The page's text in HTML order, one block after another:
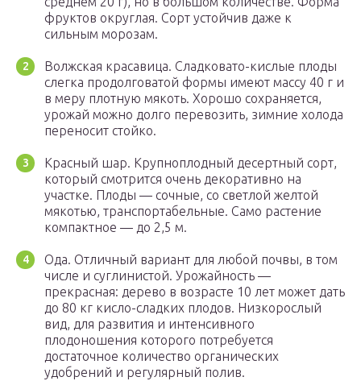
фруктов округлая. Сорт устойчив даже к
сильным морозам.
Волжская красавица. Сладковато-кислые плоды
слегка продолговатой формы имеют массу 40 г и
в меру плотную мякоть. Хорошо сохраняется,
урожай можно долго перевозить, зимние холода
переносит стойко.
Красный шар. Крупноплодный десертный сорт,
который смотрится очень декоративно на
участке. Плоды — сочные, со светлой желтой
мякотью, транспортабельные. Само растение
компактное — до 2,5 м.
Ода. Отличный вариант для любой почвы, в том
числе и суглинистой. Урожайность —
прекрасная: дерево в возрасте 10 лет может дать
до 80 кг кисло-сладких плодов. Низкорослый
вид, для развития и интенсивного
плодоношения которого потребуется
достаточное количество органических
удобрений и регулярный полив.